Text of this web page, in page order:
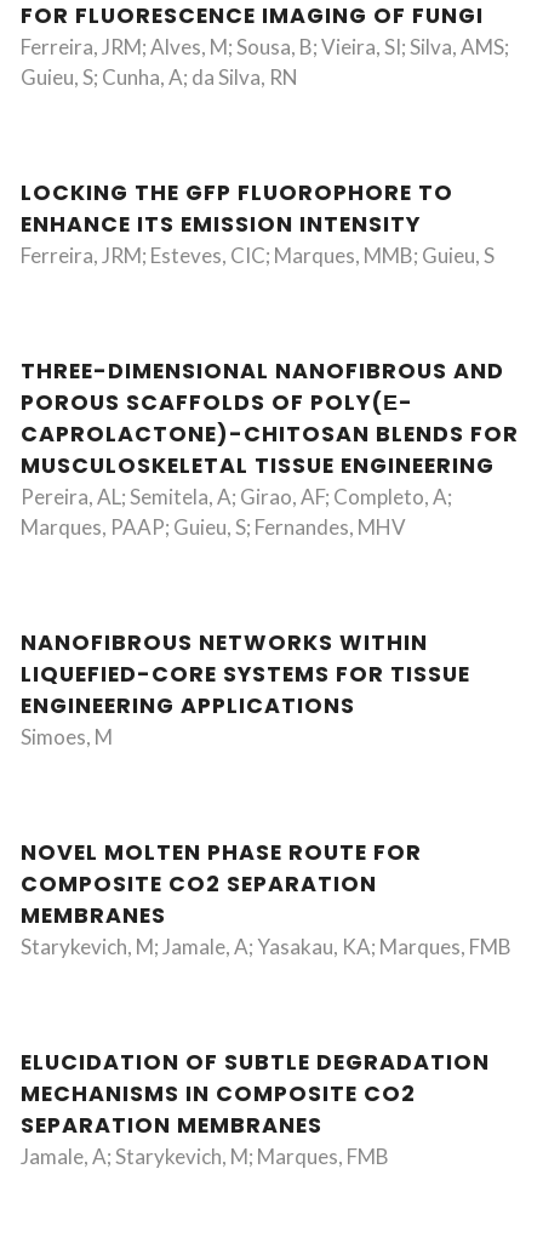
FOR FLUORESCENCE IMAGING OF FUNGI
Ferreira, JRM; Alves, M; Sousa, B; Vieira, SI; Silva, AMS;
Guieu, S; Cunha, A; da Silva, RN
LOCKING THE GFP FLUOROPHORE TO
ENHANCE ITS EMISSION INTENSITY
Ferreira, JRM; Esteves, CIC; Marques, MMB; Guieu, S
THREE-DIMENSIONAL NANOFIBROUS AND
POROUS SCAFFOLDS OF POLY(Ε-
CAPROLACTONE)-CHITOSAN BLENDS FOR
MUSCULOSKELETAL TISSUE ENGINEERING
Pereira, AL; Semitela, A; Girao, AF; Completo, A;
Marques, PAAP; Guieu, S; Fernandes, MHV
NANOFIBROUS NETWORKS WITHIN
LIQUEFIED-CORE SYSTEMS FOR TISSUE
ENGINEERING APPLICATIONS
Simoes, M
NOVEL MOLTEN PHASE ROUTE FOR
COMPOSITE CO2 SEPARATION
MEMBRANES
Starykevich, M; Jamale, A; Yasakau, KA; Marques, FMB
ELUCIDATION OF SUBTLE DEGRADATION
MECHANISMS IN COMPOSITE CO2
SEPARATION MEMBRANES
Jamale, A; Starykevich, M; Marques, FMB